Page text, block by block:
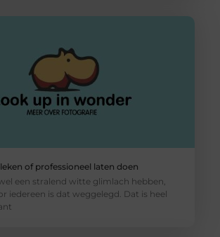
of professioneel laten doen
een stralend witte glimlach hebben,
iedereen is dat weggelegd. Dat is heel